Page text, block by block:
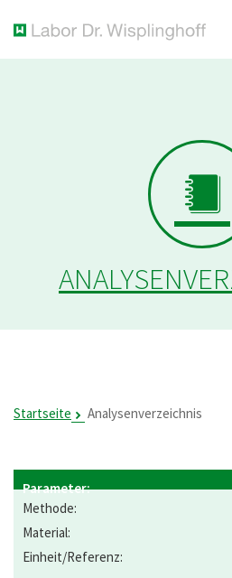
Startseite Analysenverzeichnis